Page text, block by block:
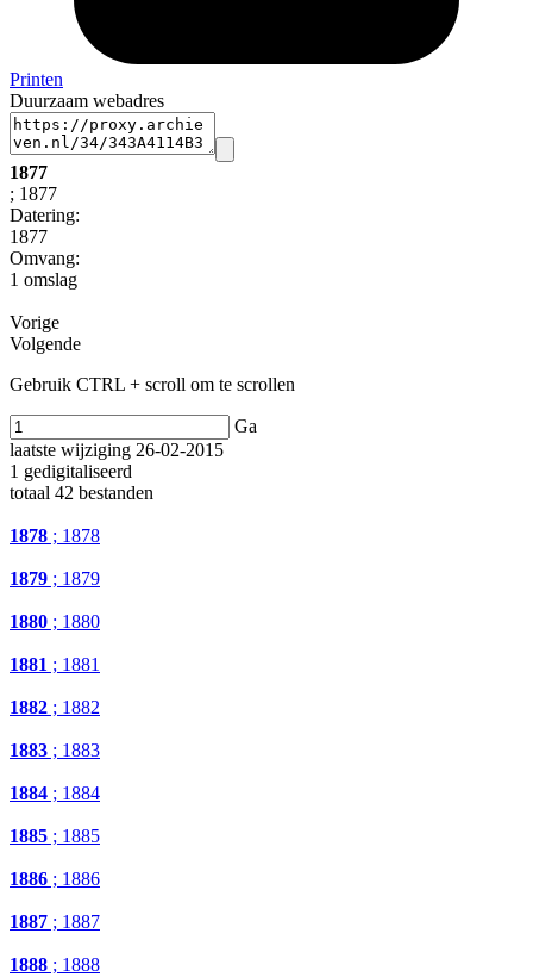
Printen
Duurzaam webadres
1877
; 1877
Datering:
1877
Omvang:
1 omslag
Vorige
Volgende
Gebruik CTRL + scroll om te scrollen
Ga
laatste wijziging 26-02-2015
1 gedigitaliseerd
totaal 42 bestanden
1878 ; 1878
1879 ; 1879
1880 ; 1880
1881 ; 1881
1882 ; 1882
1883 ; 1883
1884 ; 1884
1885 ; 1885
1886 ; 1886
1887 ; 1887
1888 ; 1888